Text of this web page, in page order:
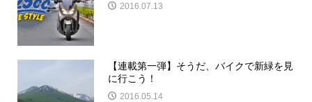
2016.07.13
【連載第一弾】そうだ、バイクで新緑を見
に行こう！
2016.05.14